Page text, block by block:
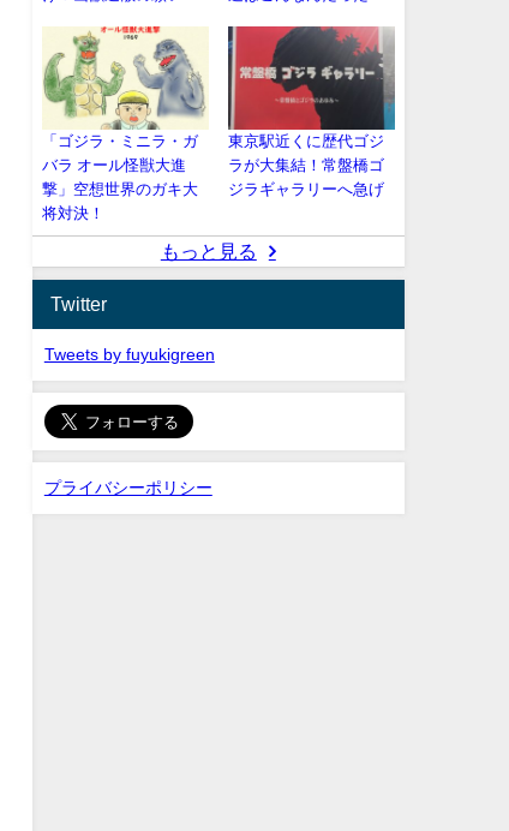
「ゴジラ・ミニラ・ガ
バラ オール怪獣大進
撃」空想世界のガキ大
将対決！
東京駅近くに歴代ゴジ
ラが大集結！常盤橋ゴ
ジラギャラリーへ急げ
もっと見る
Twitter
Tweets by fuyukigreen
プライバシーポリシー